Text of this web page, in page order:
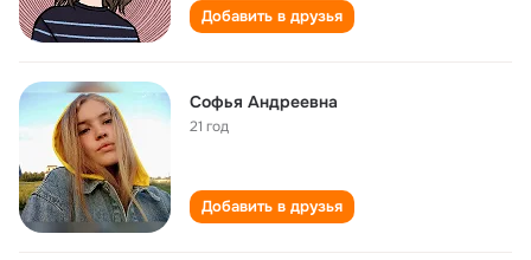
Добавить в друзья
Софья Андреевна
21 год
Добавить в друзья